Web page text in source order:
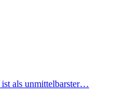
ist als unmittelbarster…